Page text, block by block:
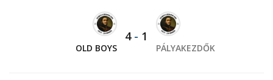
OLD BOYS
4- 1
PÁLYAKEZDŐK